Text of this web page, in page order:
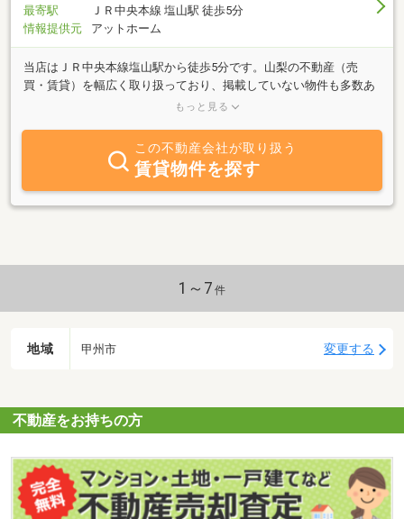
最寄駅
ＪＲ中央本線 塩山駅 徒歩5分
情報提供元
アットホーム
当店はＪＲ中央本線塩山駅から徒歩5分です。山梨の不動産（売
買・賃貸）を幅広く取り扱っており、掲載していない物件も多数あ
ります（会社ＨＰ https://www.koshufudosan.com） をぜひご覧
ず、畑付の住宅や別荘・二拠点宅、空き家物件、また首都圏物件も
取り扱っております。CFP、住宅ローンアドバイザー、社会福祉士
が在籍しており、ローンや住み替え、高齢期のお住まい、相続、そ
の他お困り事等、無料でご相談いただけます。
もっと見る
この不動産会社が取り扱う
賃貸物件を探す
1～7 件
地域 甲州市 変更する
不動産をお持ちの方